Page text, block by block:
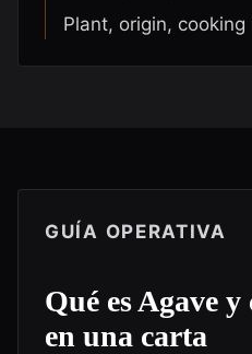
Plant, origin, cooking
GUÍA OPERATIVA
Qué esAgave y
en una carta